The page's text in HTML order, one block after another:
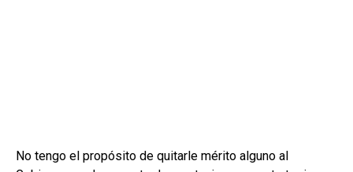
No tengo el propósito de quitarle mérito alguno al